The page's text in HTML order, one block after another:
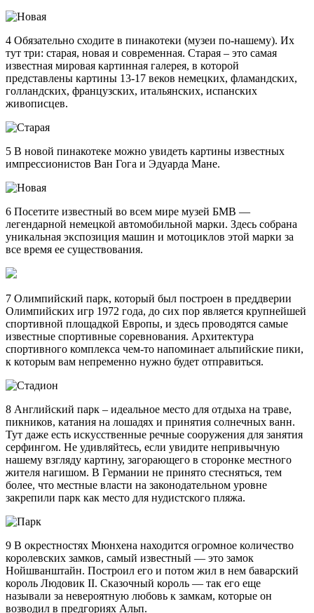
4 Обязательно сходите в пинакотеки (музеи по-нашему). Их
тут три: старая, новая и современная. Старая – это самая
известная мировая картинная галерея, в которой
представлены картины 13-17 веков немецких, фламандских,
голландских, французских, итальянских, испанских
живописцев.
5 В новой пинакотеке можно увидеть картины известных
импрессионистов Ван Гога и Эдуарда Мане.
6 Посетите известный во всем мире музей БМВ —
легендарной немецкой автомобильной марки. Здесь собрана
уникальная экспозиция машин и мотоциклов этой марки за
все время ее существования.
7 Олимпийский парк, который был построен в преддверии
Олимпийских игр 1972 года, до сих пор является крупнейшей
спортивной площадкой Европы, и здесь проводятся самые
известные спортивные соревнования. Архитектура
спортивного комплекса чем-то напоминает альпийские пики,
к которым вам непременно нужно будет отправиться.
8 Английский парк – идеальное место для отдыха на траве,
пикников, катания на лошадях и принятия солнечных ванн.
Тут даже есть искусственные речные сооружения для занятия
серфингом. Не удивляйтесь, если увидите непривычную
нашему взгляду картину, загорающего в сторонке местного
жителя нагишом. В Германии не принято стесняться, тем
более, что местные власти на законодательном уровне
закрепили парк как место для нудистского пляжа.
9 В окрестностях Мюнхена находится огромное количество
королевских замков, самый известный — это замок
Нойшванштайн. Построил его и потом жил в нем баварский
король Людовик II. Сказочный король — так его еще
называли за невероятную любовь к замкам, которые он
возводил в предгориях Альп.